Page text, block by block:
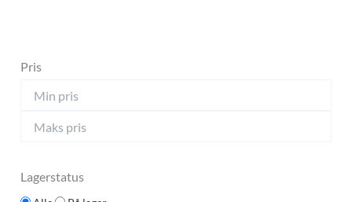
Pris
Lagerstatus